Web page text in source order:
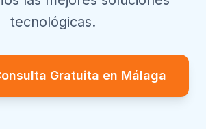
tecnológicas.
Gratuita en Málaga